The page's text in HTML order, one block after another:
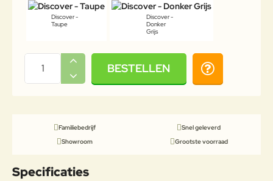
Discover -
Taupe
Discover -
Donker
Grijs
BESTELLEN
Familiebedrijf
Snel geleverd
Showroom
Grootste voorraad
Specificaties